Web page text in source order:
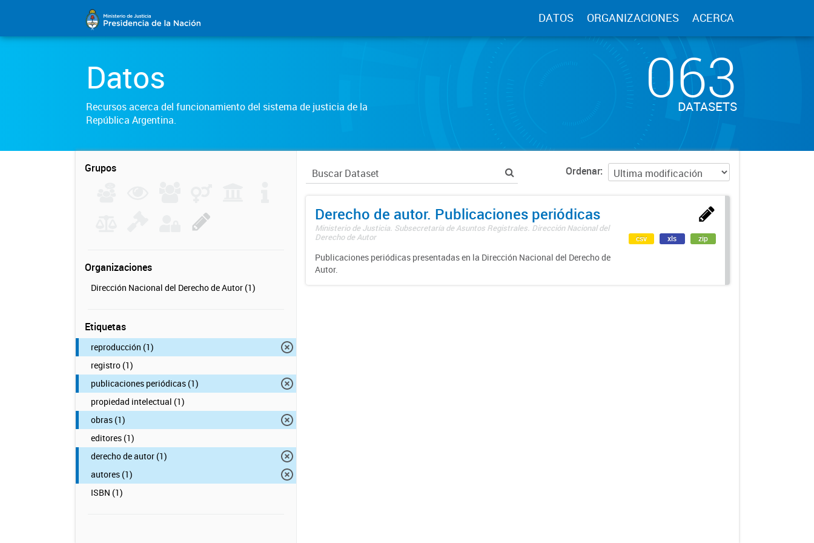
DATOS ORGANIZACIONES ACERCA
Datos
Recursos acerca del funcionamiento del sistema de justicia de la
República Argentina.
063
DATASETS
Grupos
Organizaciones
Dirección Nacional del Derecho de Autor (1)
Etiquetas
reproducción (1)
registro (1)
publicaciones periódicas (1)
propiedad intelectual (1)
obras (1)
editores (1)
derecho de autor (1)
autores (1)
ISBN (1)
Ordenar
Derecho de autor. Publicaciones periódicas
Ministerio de Justicia. Subsecretaría de Asuntos Registrales. Dirección Nacional del
Derecho de Autor
Publicaciones periódicas presentadas en la Dirección Nacional del Derecho de
Autor.
csv xls zip